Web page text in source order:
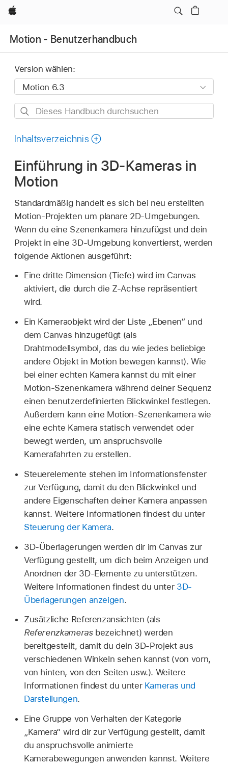
Apple
Motion - Benutzerhandbuch
Version wählen:
Dieses
durchsuchen
Inhaltsverzeichnis
Einführung in 3D-Kameras in
Motion
Standardmäßig handelt es sich bei neu erstellten
Motion-Projekten um planare 2D-Umgebungen.
Wenn du eine Szenenkamera hinzufügst und dein
Projekt in eine 3D-Umgebung konvertierst, werden
folgende Aktionen ausgeführt:
Eine dritte Dimension (Tiefe) wird im Canvas
aktiviert, die durch die Z-Achse repräsentiert
wird.
Ein Kameraobjekt wird der Liste „Ebenen“ und
dem Canvas hinzugefügt (als
Drahtmodellsymbol, das du wie jedes beliebige
andere Objekt in Motion bewegen kannst). Wie
bei einer echten Kamera kannst du mit einer
Motion-Szenenkamera während deiner Sequenz
einen benutzerdefinierten Blickwinkel festlegen.
Außerdem kann eine Motion-Szenenkamera wie
eine echte Kamera statisch verwendet oder
bewegt werden, um anspruchsvolle
Kamerafahrten zu erstellen.
Steuerelemente stehen im Informationsfenster
zur Verfügung, damit du den Blickwinkel und
andere Eigenschaften deiner Kamera anpassen
kannst. Weitere Informationen findest du unter
Steuerung der Kamera.
3D-Überlagerungen werden dir im Canvas zur
Verfügung gestellt, um dich beim Anzeigen und
Anordnen der 3D-Elemente zu unterstützen.
Weitere Informationen findest du unter 3D-
Überlagerungen anzeigen.
Zusätzliche Referenzansichten (als
Referenzkamerasbezeichnet) werden
bereitgestellt, damit du dein 3D-Projekt aus
verschiedenen Winkeln sehen kannst (von vorn,
von hinten, von den Seiten usw.). Weitere
Informationen findest du unter Kameras und
Darstellungen.
Eine Gruppe von Verhalten der Kategorie
„Kamera“ wird dir zur Verfügung gestellt, damit
du anspruchsvolle animierte
Kamerabewegungen anwenden kannst. Weitere